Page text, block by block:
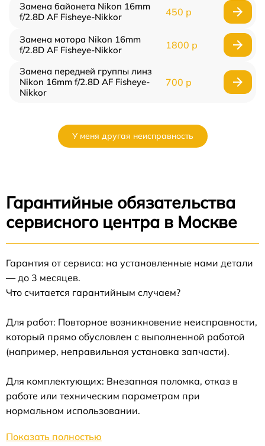
Замена байонета Nikon 16mm
f/2.8D AF Fisheye-Nikkor
450 р
Замена мотора Nikon 16mm
f/2.8D AF Fisheye-Nikkor
1800 р
Замена передней группы линз
Nikon 16mm f/2.8D AF Fisheye-
Nikkor
700 р
У меня другая неисправность
Гарантийные обязательства
сервисного центра в Москве
Гарантия от сервиса: на установленные нами детали
— до 3 месяцев.
Что считается гарантийным случаем?
Для работ: Повторное возникновение неисправности,
который прямо обусловлен с выполненной работой
(например, неправильная установка запчасти).
Для комплектующих: Внезапная поломка, отказ в
работе или техническим параметрам при
нормальном использовании.
Показать полностью